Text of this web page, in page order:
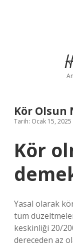
Kör Olsun
Tarih: Ocak 15, 2025
Kör
Yasal olarak
tüm
keskinliği 20/
dereceden az